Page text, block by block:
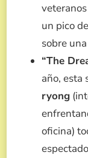
veteranos
un pico de
sobre
“The
año, esta
ryong
oficina)